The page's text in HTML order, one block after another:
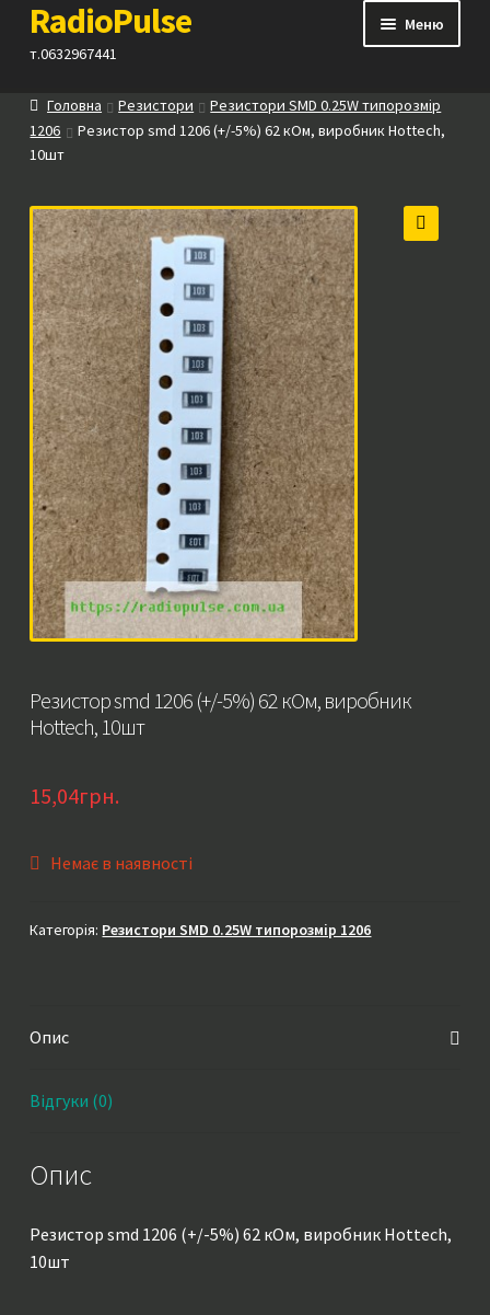
Перейти
до
Перейти
до
RadioPulse
т.0632967441
Меню
Каталог
Контакти
Прайс
Посилання
Головна Резистори
Резистори SMD 0.25W типорозмір
1206
Резистор smd 1206 (+/-5%) 62 кОм, виробник Hottech,
10шт
Резистор smd 1206 (+/-5%) 62 кОм, виробник
Hottech, 10шт
15,04грн.
Немає в наявності
Категорія: Резистори SMD 0.25W типорозмір 1206
Опис
Відгуки (0)
Опис
Резистор smd 1206 (+/-5%) 62 кОм, виробник Hottech,
10шт